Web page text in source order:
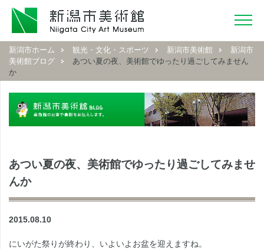
新潟市ホーム 観光・文化・スポーツ 新潟市美術館
新潟市
美術館ブログ
あつい夏の夜、美術館でゆったり過ごしてみません
か
あつい夏の夜、美術館でゆったり過ごしてみませ
んか
2015.08.10
にいがた祭りが終わり、いよいよお盆を迎えますね。